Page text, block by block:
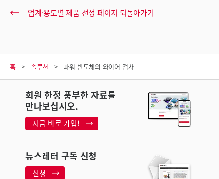
업계·용도별 제품 선정 페이지 되돌아가기
홈 솔루션 파워 반도체의 와이어 검사
회원 한정 풍부한 자료를
만나보십시오.
지금 바로 가입!
뉴스레터 구독 신청
신청